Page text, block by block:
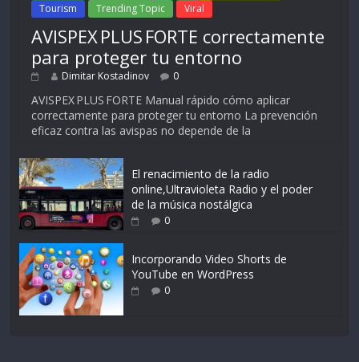
Tourism
Trending Topic Viral
AVISPEX PLUS FORTE correctamente
para proteger tu entorno
Dimitar Kostadinov 0
AVISPEX PLUS FORTE Manual rápido cómo aplicar
correctamente para proteger tu entorno La prevención
eficaz contra las avispas no depende de la
El renacimiento de la radio
online,Ultravioleta Radio y el poder
de la música nostálgica
0
Incorporando Video Shorts de
YouTube en WordPress
0